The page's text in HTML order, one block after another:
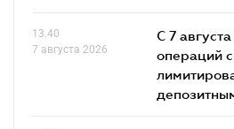
13.40
7 августа 2026
С 7
операций